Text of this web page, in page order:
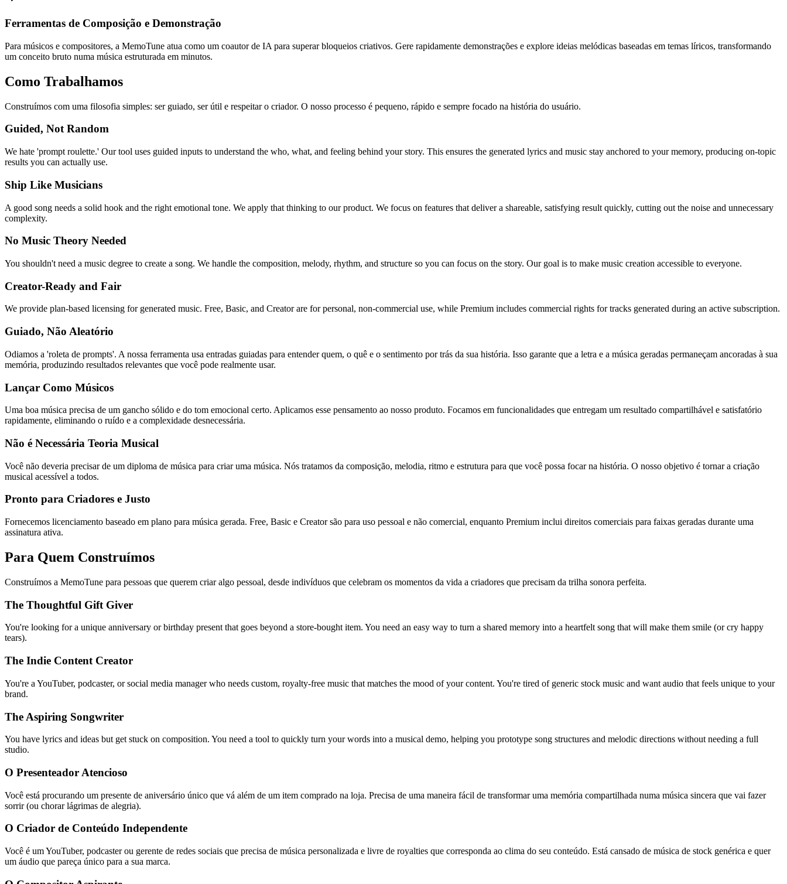
Ferramentas de Composição e Demonstração
Para músicos e compositores, a MemoTune atua como um coautor de IA para superar bloqueios criativos. Gere rapidamente demonstrações e explore ideias melódicas baseadas em temas líricos, transformando
um conceito bruto numa música estruturada em minutos.
Como Trabalhamos
Construímos com uma filosofia simples: ser guiado, ser útil e respeitar o criador. O nosso processo é pequeno, rápido e sempre focado na história do usuário.
Guided, Not Random
We hate 'prompt roulette.' Our tool uses guided inputs to understand the who, what, and feeling behind your story. This ensures the generated lyrics and music stay anchored to your memory, producing on-topic
results you can actually use.
Ship Like Musicians
A good song needs a solid hook and the right emotional tone. We apply that thinking to our product. We focus on features that deliver a shareable, satisfying result quickly, cutting out the noise and unnecessary
complexity.
No Music Theory Needed
You shouldn't need a music degree to create a song. We handle the composition, melody, rhythm, and structure so you can focus on the story. Our goal is to make music creation accessible to everyone.
Creator-Ready and Fair
We provide plan-based licensing for generated music. Free, Basic, and Creator are for personal, non-commercial use, while Premium includes commercial rights for tracks generated during an active subscription.
Guiado, Não Aleatório
Odiamos a 'roleta de prompts'. A nossa ferramenta usa entradas guiadas para entender quem, o quê e o sentimento por trás da sua história. Isso garante que a letra e a música geradas permaneçam ancoradas à sua
memória, produzindo resultados relevantes que você pode realmente usar.
Lançar Como Músicos
Uma boa música precisa de um gancho sólido e do tom emocional certo. Aplicamos esse pensamento ao nosso produto. Focamos em funcionalidades que entregam um resultado compartilhável e satisfatório
rapidamente, eliminando o ruído e a complexidade desnecessária.
Não é Necessária Teoria Musical
Você não deveria precisar de um diploma de música para criar uma música. Nós tratamos da composição, melodia, ritmo e estrutura para que você possa focar na história. O nosso objetivo é tornar a criação
musical acessível a todos.
Pronto para Criadores e Justo
Fornecemos licenciamento baseado em plano para música gerada. Free, Basic e Creator são para uso pessoal e não comercial, enquanto Premium inclui direitos comerciais para faixas geradas durante uma
assinatura ativa.
Para Quem Construímos
Construímos a MemoTune para pessoas que querem criar algo pessoal, desde indivíduos que celebram os momentos da vida a criadores que precisam da trilha sonora perfeita.
The Thoughtful Gift Giver
You're looking for a unique anniversary or birthday present that goes beyond a store-bought item. You need an easy way to turn a shared memory into a heartfelt song that will make them smile (or cry happy
tears).
The Indie Content Creator
You're a YouTuber, podcaster, or social media manager who needs custom, royalty-free music that matches the mood of your content. You're tired of generic stock music and want audio that feels unique to your
brand.
The Aspiring Songwriter
You have lyrics and ideas but get stuck on composition. You need a tool to quickly turn your words into a musical demo, helping you prototype song structures and melodic directions without needing a full
studio.
O Presenteador Atencioso
Você está procurando um presente de aniversário único que vá além de um item comprado na loja. Precisa de uma maneira fácil de transformar uma memória compartilhada numa música sincera que vai fazer
sorrir (ou chorar lágrimas de alegria).
O Criador de Conteúdo Independente
Você é um YouTuber, podcaster ou gerente de redes sociais que precisa de música personalizada e livre de royalties que corresponda ao clima do seu conteúdo. Está cansado de música de stock genérica e quer
um áudio que pareça único para a sua marca.